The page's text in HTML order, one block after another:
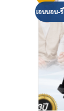
เอนนอน-